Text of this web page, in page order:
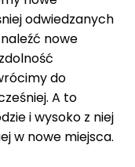
odwiedzanych
nowe
do
A to
i wysoko z niej
w nowe miejsca.